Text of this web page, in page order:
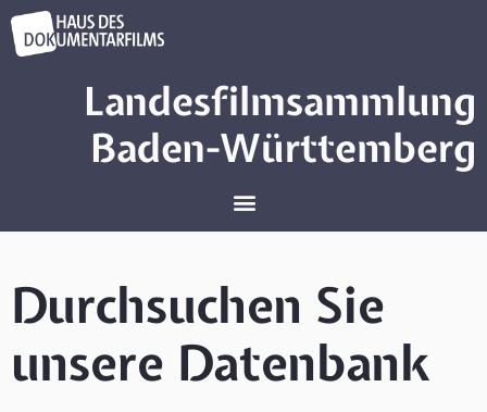
Landesfilmsammlung
Baden-Württemberg
Durchsuchen Sie
unsere Datenbank